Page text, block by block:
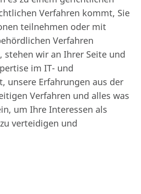
Verfahren kommt, Sie
teilnehmen oder mit
Verfahren
wir an Ihrer Seite und
im IT- und
unsere Erfahrungen aus der
Verfahren und alles was
um Ihre Interessen als
verteidigen und